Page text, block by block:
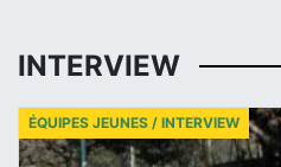
INTERVIEW
ÉQUIPES JEUNES / INTERVIEW